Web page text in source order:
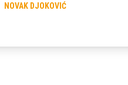
NOVAK DJOKOVIĆ